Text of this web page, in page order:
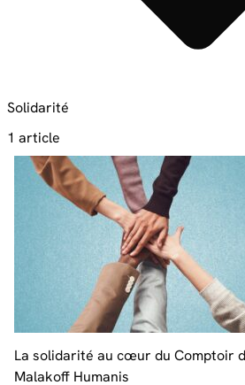
Solidarité
1 article
La solidarité au cœur du Comptoir
Malakoff Humanis